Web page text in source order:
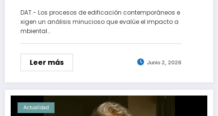
modernos
DAT.- Los procesos de edificación contemporáneos e
xigen un análisis minucioso que evalúe el impacto a
mbiental…
Leer más Junio 2, 2026
Actualidad